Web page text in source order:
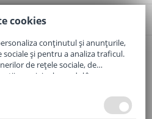
Jud. Bihor
cookies
conținutul și anunțurile,
și pentru a analiza traficul.
de rețele sociale, de
cu privire la modul în care
pot combina cu alte informații